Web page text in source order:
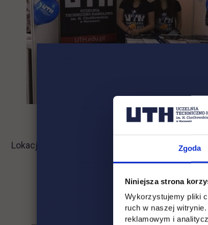
Zgoda
Niniejsza strona
Wykorzystujemy pliki
ruch w naszej
reklamowym i
Lokacja: Ukraiński Dom, Kijów, Ukraina